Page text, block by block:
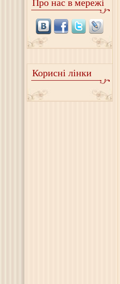
Про нас в мережі
Корисні лінки